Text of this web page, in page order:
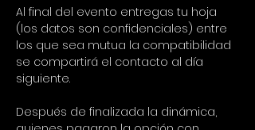
Al final del evento entregas tu hoja
(los datos son confidenciales) entre
los que sea mutua la compatibilidad
se compartirá el contacto al día
siguiente.
Después de finalizada la dinámica,